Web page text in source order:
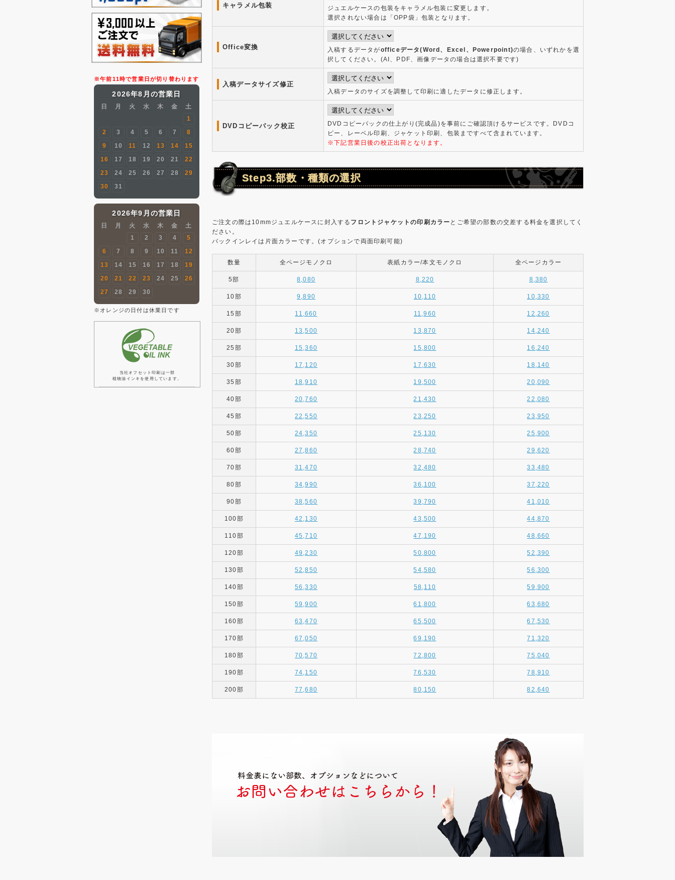
※午前11時で営業日が切り替わります
2026年8月の営業日
日 月 火 水 木 金
土
1
2
3 4 5 6 7
8
9
10 11 12 13 14
15
16
17 18 19 20 21
22
23
24 25 26 27 28
29
30
31
2026年9月の営業日
日 月 火 水 木 金
土
1
2 3 4
5
6
7 8 9 10 11
12
13
14 15 16 17 18
19
20
21 22 23 24 25
26
27
28 29 30
※オレンジの日付は休業日です
当社オフセット印刷は一部
植物油インキを使用しています。
キャラメル包装
ジュエルケースの包装をキャラメル包装に変更します。
選択されない場合は「OPP袋」包装となります。
Office変換 入稿するデータがofficeデータ(Word、Excel、Powerpoint)の場合、いずれかを選
択してください。(AI、PDF、画像データの場合は選択不要です)
入稿データサイズ修正
入稿データのサイズを調整して印刷に適したデータに修正します。
DVDコピーパック校正
DVDコピーパックの仕上がり(完成品)を事前にご確認頂けるサービスです。DVDコ
ピー、レーベル印刷、ジャケット印刷、包装まですべて含まれています。
※下記営業日後の校正出荷となります。
Step3.部数・種類の選択
ご注文の際は10mmジュエルケースに封入する フロントジャケットの印刷カラー とご希望の部数の交差する料金を選択してく
ださい。
バックインレイは片面カラーです。(オプションで両面印刷可能)
数量 全ページモノクロ 表紙カラー/本文モノクロ 全ページカラー
5部 8,080 8,220 8,380
10部 9,890 10,110 10,330
15部 11,660 11,960 12,260
20部 13,500 13,870 14,240
25部 15,360 15,800 16,240
30部 17,120 17,630 18,140
35部 18,910 19,500 20,090
40部 20,760 21,430 22,080
45部 22,550 23,250 23,950
50部 24,350 25,130 25,900
60部 27,860 28,740 29,620
70部 31,470 32,480 33,480
80部 34,990 36,100 37,220
90部 38,560 39,790 41,010
100部 42,130 43,500 44,870
110部 45,710 47,190 48,660
120部 49,230 50,800 52,390
130部 52,850 54,580 56,300
140部 56,330 58,110 59,900
150部 59,900 61,800 63,680
160部 63,470 65,500 67,530
170部 67,050 69,190 71,320
180部 70,570 72,800 75,040
190部 74,150 76,530 78,910
200部 77,680 80,150 82,640